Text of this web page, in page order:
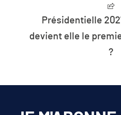
Présidentielle
devient elle le
?